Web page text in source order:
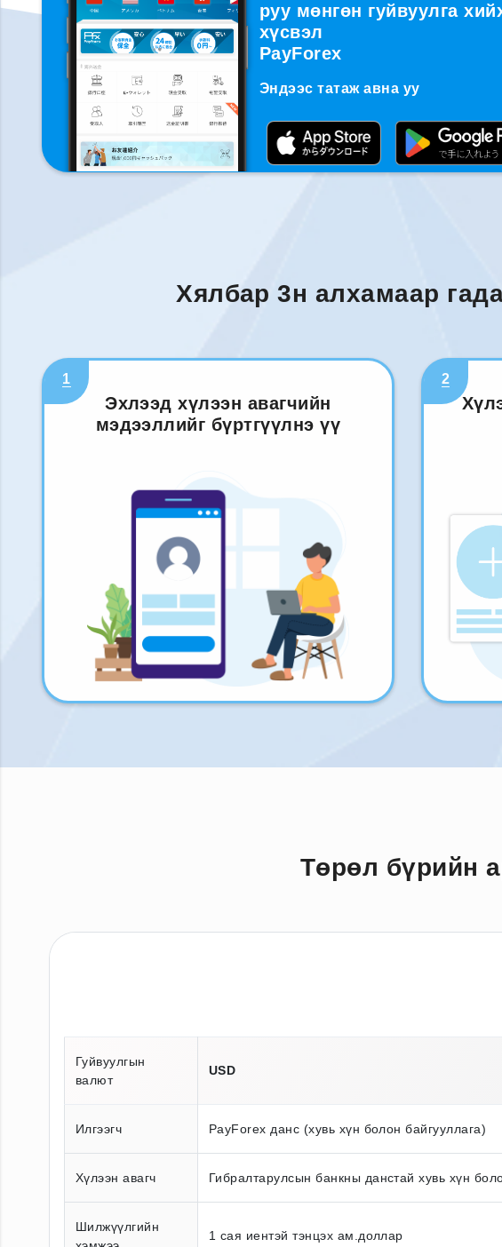
руу мөнгөн гуйвуулга
хүсвэл
PayForex
Эндээс татаж авна уу
Хялбар 3н алхамаар
1
Эхлээд хүлээн авагчийн
мэдээллийг бүртгүүлнэ үү
2
Төрөл бүрийн
Гуйвуулгын
валют
USD
Илгээгч PayForex данс (хувь хүн болон байгууллага)
Хүлээн авагч Гибралтарулсын банкны данстай хувь хүн
Шилжүүлгийн
1 сая иентэй тэнцэх ам.доллар